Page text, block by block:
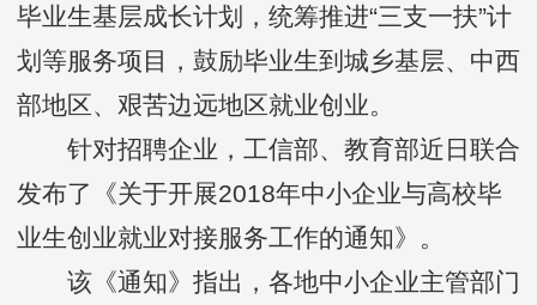
毕业生基层成长计划，统筹推进“三支一扶”计
划等服务项目，鼓励毕业生到城乡基层、中西
部地区、艰苦边远地区就业创业。
针对招聘企业，工信部、教育部近日联合
发布了《关于开展2018年中小企业与高校毕
业生创业就业对接服务工作的通知》。
该《通知》指出，各地中小企业主管部门